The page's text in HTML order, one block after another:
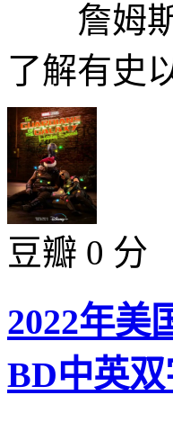
詹姆斯·
了解有史
豆瓣 0 分
2022年美
BD中英双